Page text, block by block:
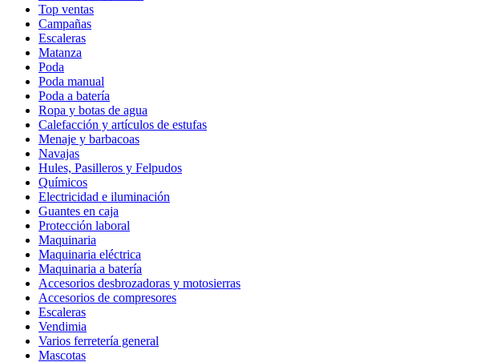
Top ventas
Campañas
Escaleras
Matanza
Poda
Poda manual
Poda a batería
Ropa y botas de agua
Calefacción y artículos de estufas
Menaje y barbacoas
Navajas
Hules, Pasilleros y Felpudos
Químicos
Electricidad e iluminación
Guantes en caja
Protección laboral
Maquinaria
Maquinaria eléctrica
Maquinaria a batería
Accesorios desbrozadoras y motosierras
Accesorios de compresores
Escaleras
Vendimia
Varios ferretería general
Mascotas